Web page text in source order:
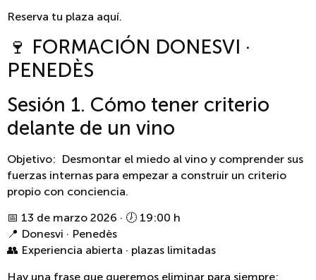
Reserva tu plaza aquí.
🍷 FORMACIÓN DONESVI ·
PENEDÈS
Sesión 1. Cómo tener criterio
delante de un vino
Objetivo: Desmontar el miedo al vino y comprender sus
fuerzas internas para empezar a construir un criterio
propio con conciencia.
📅 13 de marzo 2026 · 🕖 19:00 h
📍 Donesvi · Penedès
👥 Experiencia abierta · plazas limitadas
Hay una frase que queremos eliminar para siempre: